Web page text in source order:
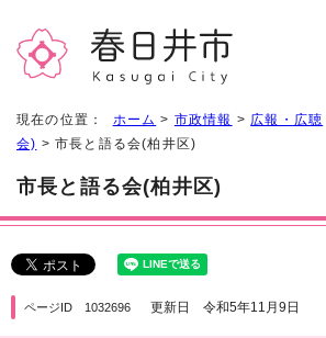
現在の位置： ホーム > 市政情報 > 広報・広聴
会) > 市長と語る会(柏井区)
市長と語る会(柏井区)
ページID 1032696 更新日 令和5年11月9日